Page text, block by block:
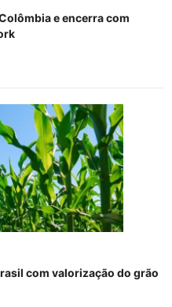
e encerra com
com valorização do grão